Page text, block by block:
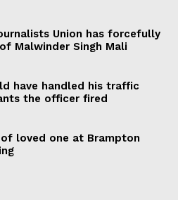
Union has forcefully
Malwinder Singh Mali
have handled his traffic
the officer fired
loved one at Brampton